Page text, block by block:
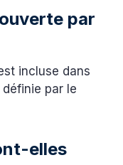
par
incluse dans
par le
elles